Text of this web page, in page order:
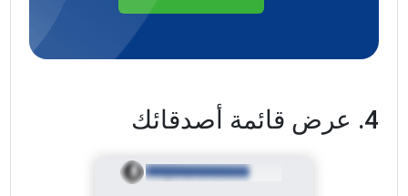
4. عرض قائمة أصدقائك